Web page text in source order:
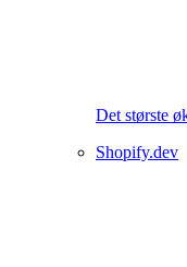
Det største
Shopify.dev